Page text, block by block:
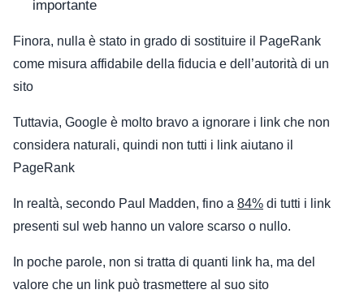
importante
Finora, nulla è stato in grado di sostituire il PageRank
come misura affidabile della fiducia e dell’autorità di un
sito
Tuttavia, Google è molto bravo a ignorare i link che non
considera naturali, quindi non tutti i link aiutano il
PageRank
In realtà, secondo Paul Madden, fino a 84% di tutti i link
presenti sul web hanno un valore scarso o nullo.
In poche parole, non si tratta di quanti link ha, ma del
valore che un link può trasmettere al suo sito